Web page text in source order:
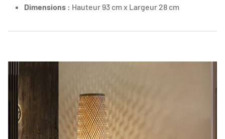
Dimensions : Hauteur 93 cm x Largeur 28 cm